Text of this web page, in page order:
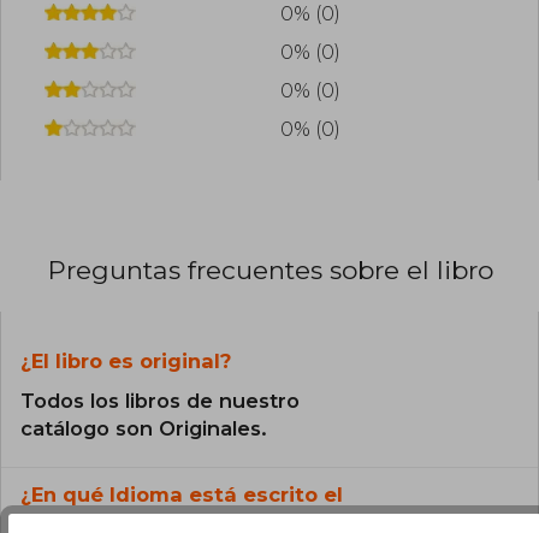
0% (0)
0% (0)
0% (0)
0% (0)
Preguntas frecuentes sobre el libro
¿El libro es original?
Todos los libros de nuestro
catálogo son Originales.
¿En qué Idioma está escrito el